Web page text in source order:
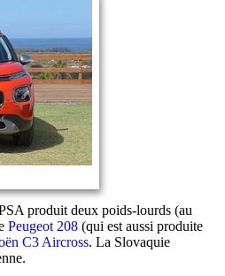
produit deux poids-lourds (au
Peugeot 208 (qui est aussi produite
C3 Aircross. La Slovaquie